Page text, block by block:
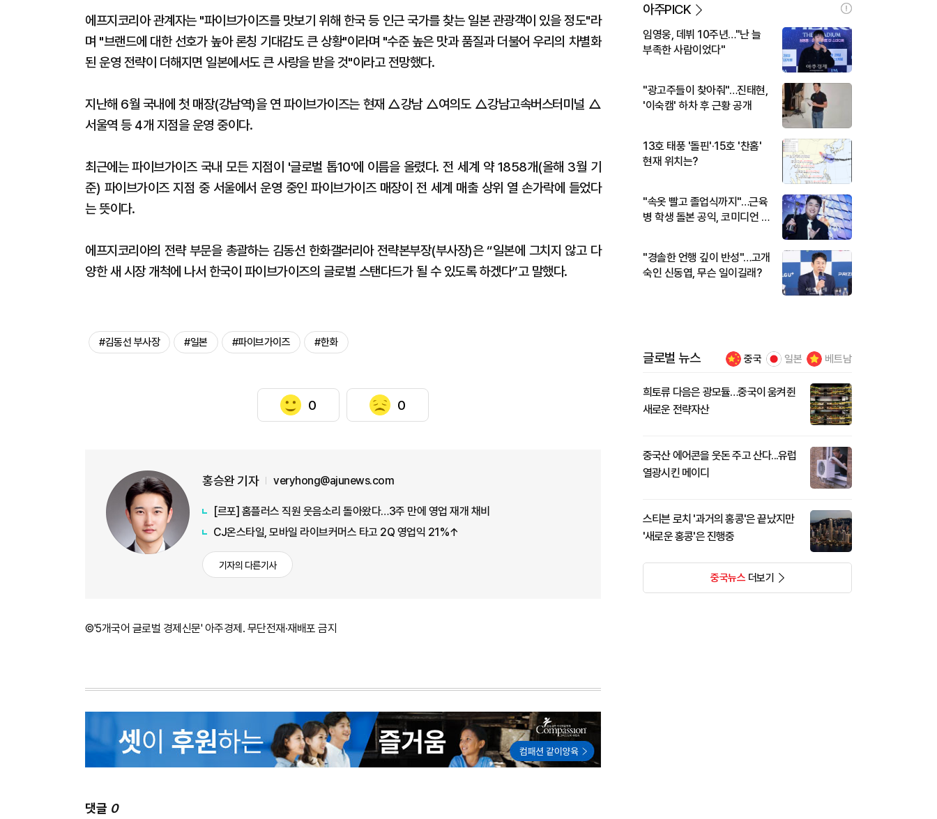
에프지코리아 관계자는 "파이브가이즈를 맛보기 위해 한국 등 인근 국가를 찾는 일본 관광객이 있을 정도"라
며 "브랜드에 대한 선호가 높아 론칭 기대감도 큰 상황"이라며 "수준 높은 맛과 품질과 더불어 우리의 차별화
된 운영 전략이 더해지면 일본에서도 큰 사랑을 받을 것"이라고 전망했다.
지난해 6월 국내에 첫 매장(강남역)을 연 파이브가이즈는 현재 △강남 △여의도 △강남고속버스터미널 △
서울역 등 4개 지점을 운영 중이다.
최근에는 파이브가이즈 국내 모든 지점이 '글로벌 톱10'에 이름을 올렸다. 전 세계 약 1858개(올해 3월 기
준) 파이브가이즈 지점 중 서울에서 운영 중인 파이브가이즈 매장이 전 세계 매출 상위 열 손가락에 들었다
는 뜻이다.
에프지코리아의 전략 부문을 총괄하는 김동선 한화갤러리아 전략본부장(부사장)은 “일본에 그치지 않고 다
양한 새 시장 개척에 나서 한국이 파이브가이즈의 글로벌 스탠다드가 될 수 있도록 하겠다”고 말했다.
#김동선 부사장 #일본 #파이브가이즈 #한화
0 0
홍승완 기자 veryhong@ajunews.com
[르포] 홈플러스 직원 웃음소리 돌아왔다…3주 만에 영업 재개 채비
CJ온스타일, 모바일 라이브커머스 타고 2Q 영업익 21%↑
기자의 다른기사
©'5개국어 글로벌 경제신문' 아주경제. 무단전재·재배포 금지
댓글 0
아주PICK
임영웅, 데뷔 10주년…"난 늘
부족한 사람이었다"
"광고주들이 찾아줘"…진태현,
'이숙캠' 하차 후 근황 공개
13호 태풍 '돌핀'·15호 '찬홈'
현재 위치는?
"속옷 빨고 졸업식까지"…근육
병 학생 돌본 공익, 코미디언 김
"경솔한 언행 깊이 반성"…고개
숙인 신동엽, 무슨 일이길래?
글로벌 뉴스 중국 일본 베트남
희토류 다음은 광모듈…중국이 움켜쥔
새로운 전략자산
중국산 에어콘을 웃돈 주고 산다...유럽
열광시킨 메이디
스티븐 로치 '과거의 홍콩'은 끝났지만
'새로운 홍콩'은 진행중
중국뉴스더보기